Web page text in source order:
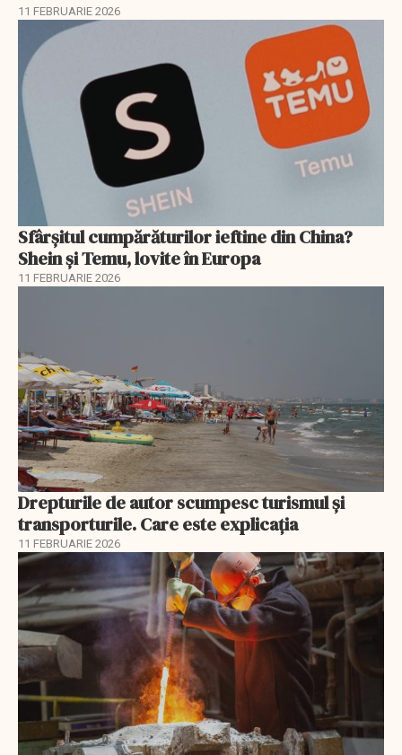
11 FEBRUARIE 2026
Sfârșitul cumpărăturilor ieftine din China?
Shein și Temu, lovite în Europa
11 FEBRUARIE 2026
Drepturile de autor scumpesc turismul și
transporturile. Care este explicația
11 FEBRUARIE 2026